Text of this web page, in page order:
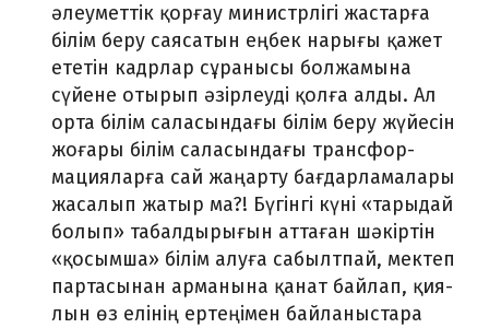
әлеуметтік қорғау министрлігі жастарға
білім беру саясатын еңбек нарығы қажет
ететін кадрлар сұранысы болжамына
сүйене отырып әзірлеуді қолға алды. Ал
орта білім саласын­дағы білім беру жүйесін
жоғары білім саласындағы трансфор­
мация­ларға сай жаңарту бағдарламалары
жасалып жатыр ма?! Бүгінгі күні «тарыдай
болып» табалдырығын аттаған шәкіртін
«қосымша» білім алуға сабылтпай, мектеп
партасынан арманына қанат байлап, қия­
лын өз елінің ертеңімен байланыстара